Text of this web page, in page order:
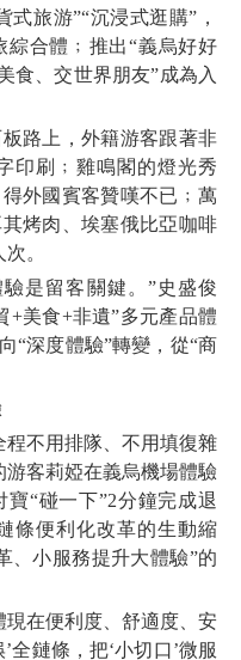
旅游”“沉浸式逛購”，
綜合體﹔推出“義烏好好
食、交世界朋友”成為入
路上，外籍游客跟著非
印刷﹔雞鳴閣的燈光秀
外國賓客贊嘆不已﹔萬
烤肉、埃塞俄比亞咖啡
。
是留客關鍵。”史盛俊
+美食+非遺”多元產品體
“深度體驗”轉變，從“商
不用排隊、不用填復雜
游客莉婭在義烏機場體驗
“碰一下”2分鐘完成退
條便利化改革的生動縮
、小服務提升大體驗”的
在便利度、舒適度、安
全鏈條，把‘小切口’微服